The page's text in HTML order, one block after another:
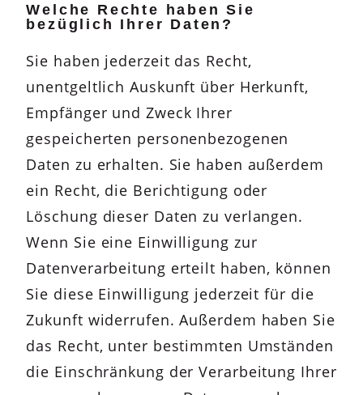
Welche Rechte haben Sie
bezüglich Ihrer Daten?
Sie haben jederzeit das Recht,
unentgeltlich Auskunft über Herkunft,
Empfänger und Zweck Ihrer
gespeicherten personenbezogenen
Daten zu erhalten. Sie haben außerdem
ein Recht, die Berichtigung oder
Löschung dieser Daten zu verlangen.
Wenn Sie eine Einwilligung zur
Datenverarbeitung erteilt haben, können
Sie diese Einwilligung jederzeit für die
Zukunft widerrufen. Außerdem haben Sie
das Recht, unter bestimmten Umständen
die Einschränkung der Verarbeitung Ihrer